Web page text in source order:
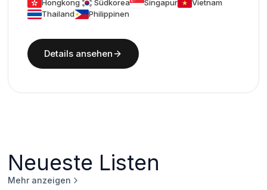
Hongkong Südkorea Singapur
Vietnam
Thailand
Philippinen
Details ansehen
Neueste Listen
Mehr anzeigen